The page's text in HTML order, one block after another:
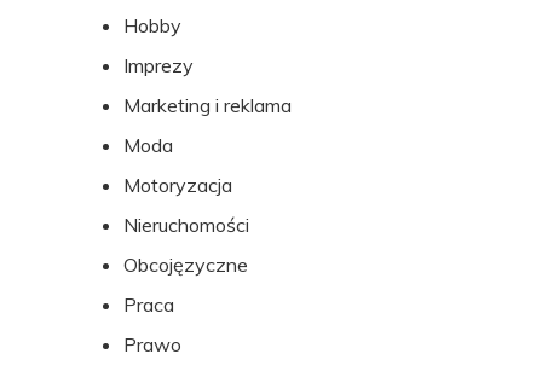
Hobby
Imprezy
Marketing i reklama
Moda
Motoryzacja
Nieruchomości
Obcojęzyczne
Praca
Prawo